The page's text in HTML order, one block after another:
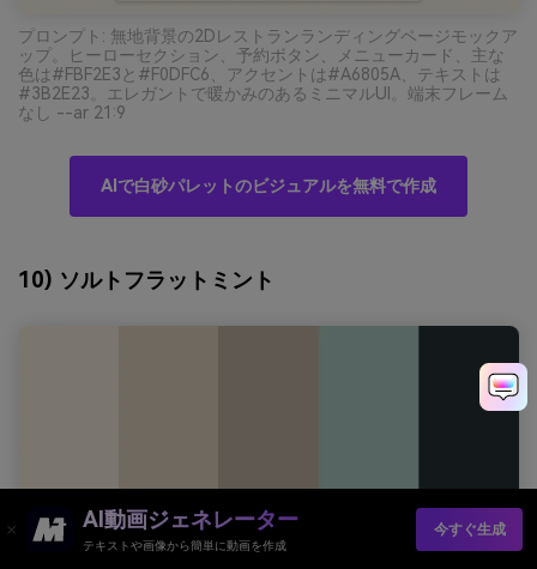
プロンプト: 無地背景の2Dレストランランディングページモックア
ップ。ヒーローセクション、予約ボタン、メニューカード、主な
色は#FBF2E3と#F0DFC6、アクセントは#A6805A、テキストは
#3B2E23。エレガントで暖かみのあるミニマルUI。端末フレーム
なし --ar 21:9
AIで白砂パレットのビジュアルを無料で作成
10) ソルトフラットミント
AI動画ジェネレーター
テキストや画像から簡単に動画を作成
今すぐ生成